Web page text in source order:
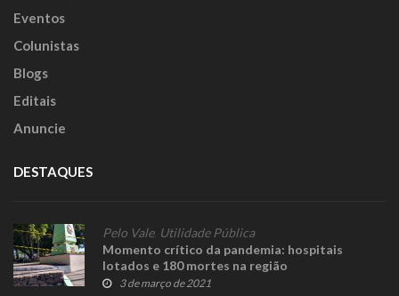
Eventos
Colunistas
Blogs
Editais
Anuncie
DESTAQUES
Pelo Vale, Utilidade Pública
Momento crítico da pandemia: hospitais
lotados e 180 mortes na região
3 de março de 2021